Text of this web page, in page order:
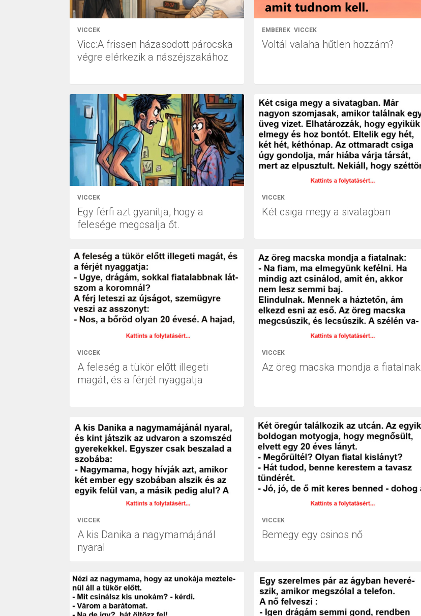
VICCEK
Vicc:A frissen házasodott párocska
végre elérkezik a nászéjszakához
EMBEREK VICCEK
Voltál valaha hűtlen hozzám?
VICCEK
Egy férfi azt gyanítja, hogy a
felesége megcsalja őt.
VICCEK
Két csiga megy a sivatagban
VICCEK
A feleség a tükör előtt illegeti
magát, és a férjét nyaggatja
VICCEK
Az öreg macska mondja a fiatalnak
VICCEK
A kis Danika a nagymamájánál
nyaral
VICCEK
Bemegy egy csinos nő